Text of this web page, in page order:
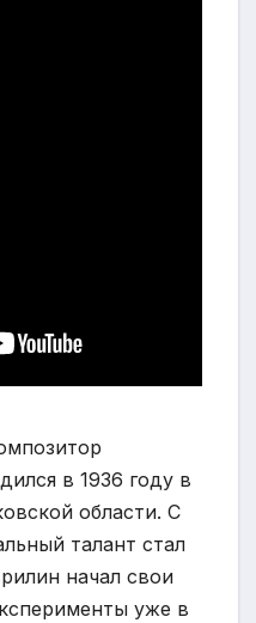
в 1936 году в
области. С
талант стал
начал свои
уже в